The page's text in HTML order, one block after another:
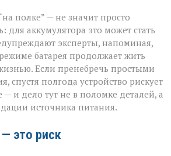
скажет
спасибо:
хранения
гаджета
полке” — не значит просто
для аккумулятора это может стать
эксперты, напоминая,
батарея продолжает жить
Если пренебречь простыми
спустя полгода устройство рискует
— и дело тут не в поломке деталей, а
источника питания.
это риск